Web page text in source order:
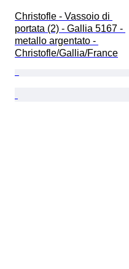
Christofle - Vassoio di
portata (2) - Gallia 5167 -
metallo argentato -
Christofle/Gallia/France